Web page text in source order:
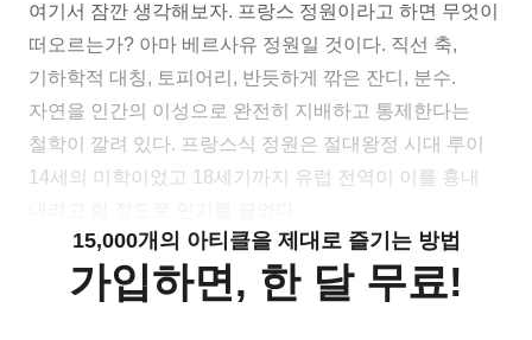
여기서 잠깐 생각해보자. 프랑스 정원이라고 하면 무엇이
떠오르는가? 아마 베르사유 정원일 것이다. 직선 축,
기하학적 대칭, 토피어리, 반듯하게 깎은 잔디, 분수.
자연을 인간의 이성으로 완전히 지배하고 통제한다는
철학이 깔려 있다. 프랑스식 정원은 절대왕정 시대 루이
14세의 미학이었고 18세기까지 유럽 전역이 이를 흉내
15,000개의 아티클을 제대로 즐기는 방법
가입하면, 한 달 무료!